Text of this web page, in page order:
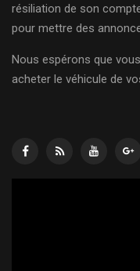
résiliation de son
pour mettre des
Nous espérons que
acheter le véhicule de